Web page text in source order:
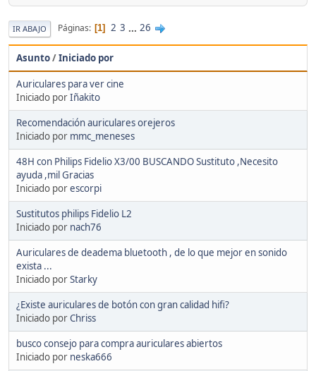
IR ABAJO Páginas 1 2 3 ... 26
Asunto/Iniciado por
Auriculares para ver cine
Iniciado porIñakito
Recomendación auriculares orejeros
Iniciado por mmc_meneses
48H con Philips Fidelio X3/00 BUSCANDO Sustituto ,Necesito
ayuda ,mil Gracias
Iniciado porescorpi
Sustitutos philips Fidelio L2
Iniciado por nach76
Auriculares de deadema bluetooth , de lo que mejor en sonido
exista ...
Iniciado porStarky
¿Existe auriculares de botón con gran calidad hifi?
Iniciado porChriss
busco consejo para compra auriculares abiertos
Iniciado por neska666